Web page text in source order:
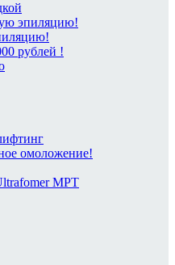
эпиляцию!
рублей !
омоложение!
MPT